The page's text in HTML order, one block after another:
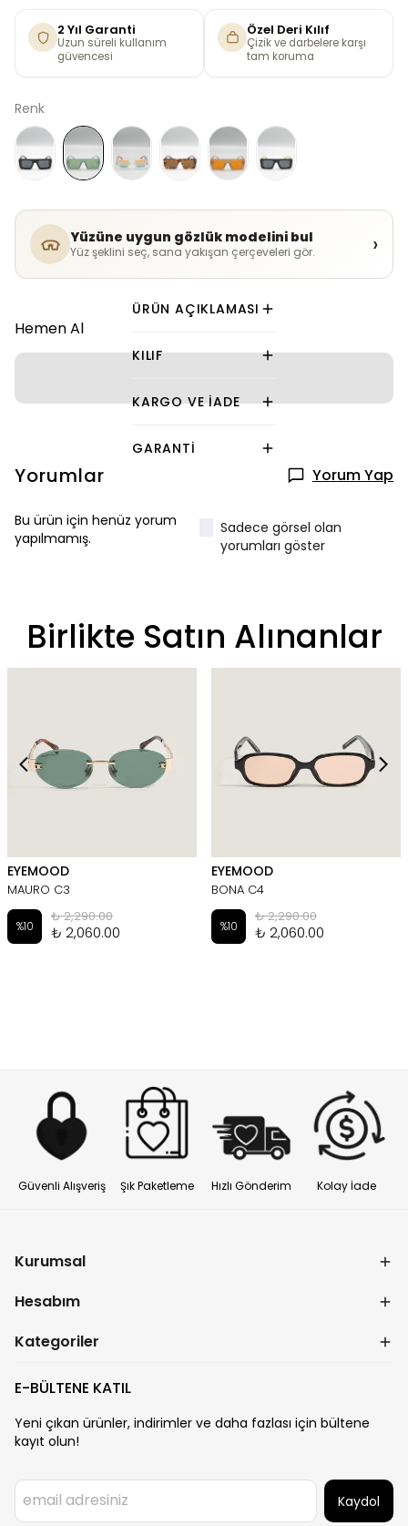
2 Yıl Garanti
Uzun süreli kullanım
güvencesi
Özel Deri Kılıf
Çizik ve darbelere karşı
tam koruma
Renk
Yüzüne uygun gözlük modelini bul
Yüz şeklini seç, sana yakışan çerçeveleri gör. ›
Hemen Al
ÜRÜN AÇIKLAMASI
KILIF
KARGO VE İADE
GARANTI
Yorumlar Yorum Yap
Bu ürün için henüz yorum
yapılmamış.
Sadece görsel olan
yorumları göster
Birlikte Satın Alınanlar
EYEMOOD
MAURO C3
%10
₺ 2,290.00
₺ 2,060.00
EYEMOOD
BONA C4
%10
₺ 2,290.00
₺ 2,060.00
Güvenli Alışveriş Şık Paketleme Hızlı Gönderim Kolay İade
Kurumsal
Hesabım
Kategoriler
E-BÜLTENE KATIL
Yeni çıkan ürünler, indirimler ve daha fazlası için bültene
kayıt olun!
Kaydol